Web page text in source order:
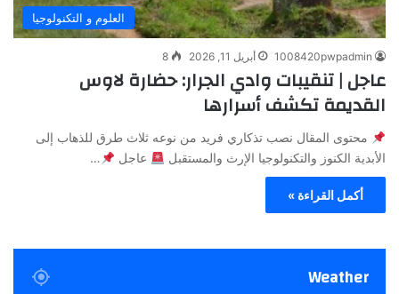
العلوم و التكنولوجيا
1008420pwpadmin أبريل 11, 2026 8
عاجل | تنقيبات وادي الجرار: حضارة لاوس
القديمة تكشف أسرارها
محتوى المقال نصب تذكاري فريد من نوعه ثلاث طرق للذهاب إلى
الأبدية الكنوز والتكنولوجيا الإرث والمستقبل
عاجل …
أكمل القراءة »
Weather